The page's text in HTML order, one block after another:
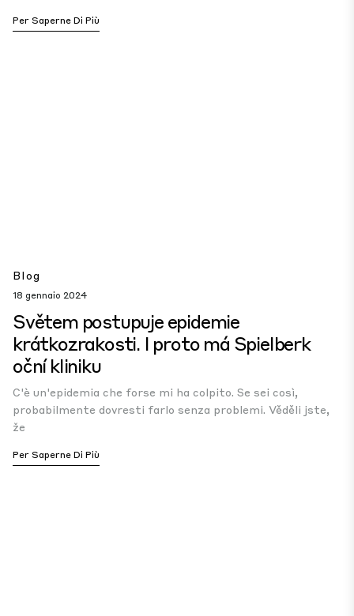
Per Saperne Di Più
Blog
18 gennaio 2024
Světem postupuje epidemie
krátkozrakosti. I proto má Spielberk
oční kliniku
C'è un'epidemia che forse mi ha colpito. Se sei così,
probabilmente dovresti farlo senza problemi. Věděli jste,
že
Per Saperne Di Più